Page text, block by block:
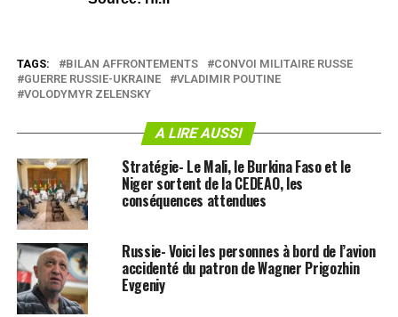
TAGS: BILAN AFFRONTEMENTS
CONVOI MILITAIRE RUSSE
GUERRE RUSSIE-UKRAINE
VLADIMIR POUTINE
VOLODYMYR ZELENSKY
A LIRE AUSSI
Stratégie- Le Mali, le Burkina Faso et le
Niger sortent de la CEDEAO, les
conséquences attendues
Russie- Voici les personnes à bord de l’avion
accidenté du patron de Wagner Prigozhin
Evgeniy